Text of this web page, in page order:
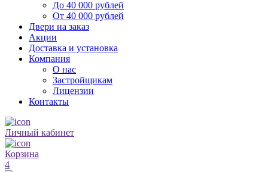
До 40 000 рублей
От 40 000 рублей
Двери на заказ
Акции
Доставка и установка
Компания
О нас
Застройщикам
Лицензии
Контакты
Личный кабинет
Корзина
4